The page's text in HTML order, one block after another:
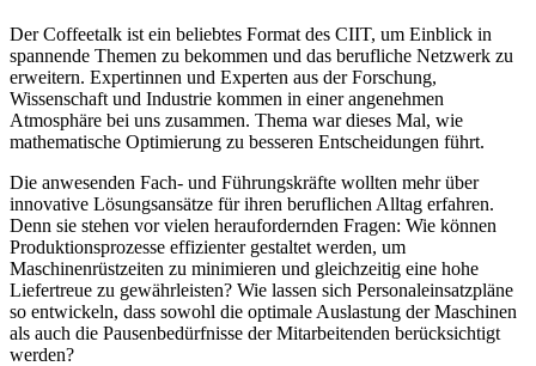
Der Coffeetalk ist ein beliebtes Format des CIIT, um Einblick in
spannende Themen zu bekommen und das berufliche Netzwerk zu
erweitern. Expertinnen und Experten aus der Forschung,
Wissenschaft und Industrie kommen in einer angenehmen
Atmosphäre bei uns zusammen. Thema war dieses Mal, wie
mathematische Optimierung zu besseren Entscheidungen führt.
Die anwesenden Fach- und Führungskräfte wollten mehr über
innovative Lösungsansätze für ihren beruflichen Alltag erfahren.
Denn sie stehen vor vielen heraufordernden Fragen: Wie können
Produktionsprozesse effizienter gestaltet werden, um
Maschinenrüstzeiten zu minimieren und gleichzeitig eine hohe
Liefertreue zu gewährleisten? Wie lassen sich Personaleinsatzpläne
so entwickeln, dass sowohl die optimale Auslastung der Maschinen
als auch die Pausenbedürfnisse der Mitarbeitenden berücksichtigt
werden?